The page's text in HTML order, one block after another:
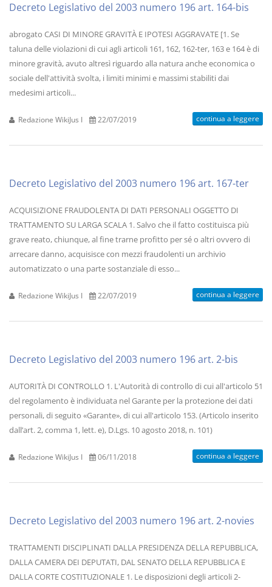
Decreto Legislativo del 2003 numero 196 art. 164-bis
abrogato CASI DI MINORE GRAVITÀ E IPOTESI AGGRAVATE [1. Se
taluna delle violazioni di cui agli articoli 161, 162, 162-ter, 163 e 164 è di
minore gravità, avuto altresì riguardo alla natura anche economica o
sociale dell'attività svolta, i limiti minimi e massimi stabiliti dai
medesimi articoli...
Redazione WikiJus I 22/07/2019 continua a leggere
Decreto Legislativo del 2003 numero 196 art. 167-ter
ACQUISIZIONE FRAUDOLENTA DI DATI PERSONALI OGGETTO DI
TRATTAMENTO SU LARGA SCALA 1. Salvo che il fatto costituisca più
grave reato, chiunque, al fine trarne profitto per sé o altri ovvero di
arrecare danno, acquisisce con mezzi fraudolenti un archivio
automatizzato o una parte sostanziale di esso...
Redazione WikiJus I 22/07/2019 continua a leggere
Decreto Legislativo del 2003 numero 196 art. 2-bis
AUTORITÀ DI CONTROLLO 1. L'Autorità di controllo di cui all'articolo 51
del regolamento è individuata nel Garante per la protezione dei dati
personali, di seguito «Garante», di cui all'articolo 153. (Articolo inserito
dall’art. 2, comma 1, lett. e), D.Lgs. 10 agosto 2018, n. 101)
Redazione WikiJus I 06/11/2018 continua a leggere
Decreto Legislativo del 2003 numero 196 art. 2-novies
TRATTAMENTI DISCIPLINATI DALLA PRESIDENZA DELLA REPUBBLICA,
DALLA CAMERA DEI DEPUTATI, DAL SENATO DELLA REPUBBLICA E
DALLA CORTE COSTITUZIONALE 1. Le disposizioni degli articoli 2-